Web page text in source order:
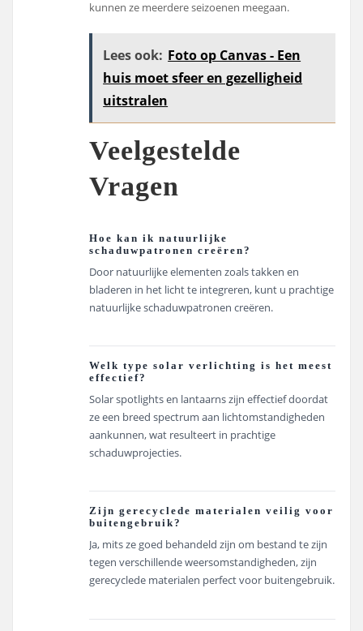
kunnen ze meerdere seizoenen meegaan.
Lees ook: Foto op Canvas - Een
huis moet sfeer en gezelligheid
uitstralen
Veelgestelde
Vragen
Hoe kan ik natuurlijke
schaduwpatronen creëren?
Door natuurlijke elementen zoals takken en
bladeren in het licht te integreren, kunt u prachtige
natuurlijke schaduwpatronen creëren.
Welk type solar verlichting is het meest
effectief?
Solar spotlights en lantaarns zijn effectief doordat
ze een breed spectrum aan lichtomstandigheden
aankunnen, wat resulteert in prachtige
schaduwprojecties.
Zijn gerecyclede materialen veilig voor
buitengebruik?
Ja, mits ze goed behandeld zijn om bestand te zijn
tegen verschillende weersomstandigheden, zijn
gerecyclede materialen perfect voor buitengebruik.